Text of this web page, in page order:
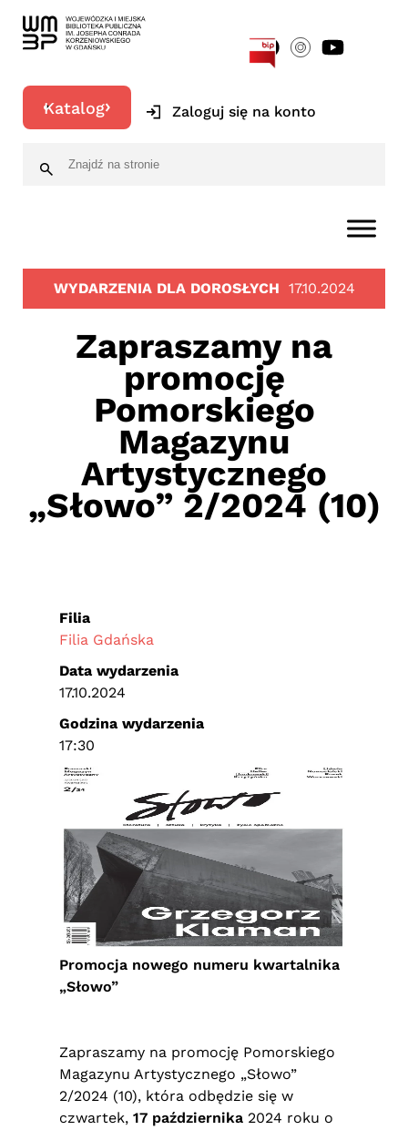
Katalog Zaloguj się na konto
WYDARZENIA DLA DOROSŁYCH 17.10.2024
Zapraszamy na
promocję
Pomorskiego
Magazynu
Artystycznego
„Słowo” 2/2024 (10)
Promocja nowego numeru kwartalnika
„Słowo”
Zapraszamy na promocję Pomorskiego
Magazynu Artystycznego „Słowo”
2/2024 (10), która odbędzie się w
czwartek, 17 października 2024 roku o
Filia
Filia Gdańska
Data wydarzenia
17.10.2024
Godzina wydarzenia
17:30